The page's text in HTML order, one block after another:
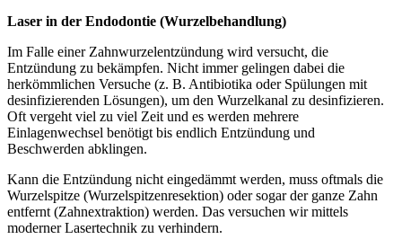
Laser in der Endodontie (Wurzelbehandlung)
Im Falle einer Zahnwurzelentzündung wird versucht, die
Entzündung zu bekämpfen. Nicht immer gelingen dabei die
herkömmlichen Versuche (z. B. Antibiotika oder Spülungen mit
desinfizierenden Lösungen), um den Wurzelkanal zu desinfizieren.
Oft vergeht viel zu viel Zeit und es werden mehrere
Einlagenwechsel benötigt bis endlich Entzündung und
Beschwerden abklingen.
Kann die Entzündung nicht eingedämmt werden, muss oftmals die
Wurzelspitze (Wurzelspitzenresektion) oder sogar der ganze Zahn
entfernt (Zahnextraktion) werden. Das versuchen wir mittels
moderner Lasertechnik zu verhindern.